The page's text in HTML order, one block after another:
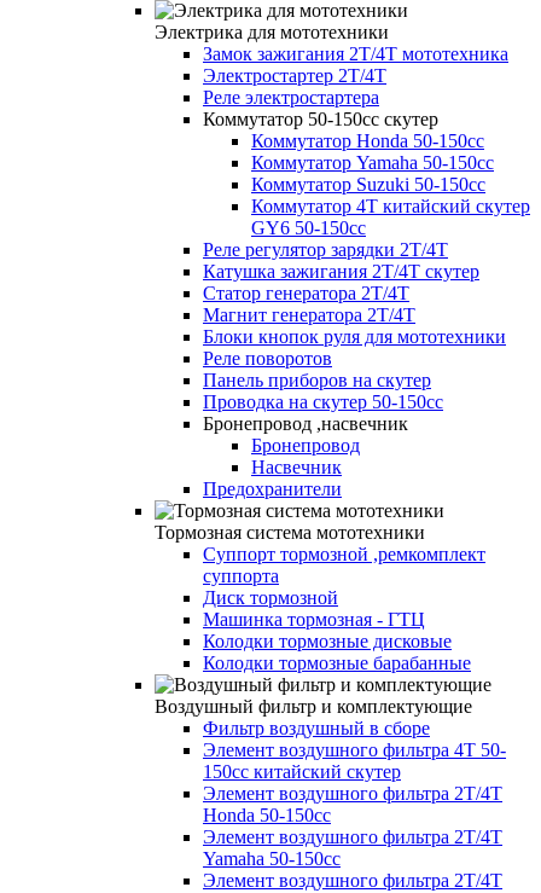
Электрика для мототехники
Замок зажигания 2Т/4Т мототехника
Электростартер 2Т/4Т
Реле электростартера
Коммутатор 50-150сс скутер
Коммутатор Honda 50-150cc
Коммутатор Yamaha 50-150cc
Коммутатор Suzuki 50-150cc
Коммутатор 4Т китайский скутер
GY6 50-150cc
Реле регулятор зарядки 2Т/4Т
Катушка зажигания 2Т/4Т скутер
Статор генератора 2Т/4Т
Магнит генератора 2Т/4Т
Блоки кнопок руля для мототехники
Реле поворотов
Панель приборов на скутер
Проводка на скутер 50-150сс
Бронепровод ,насвечник
Бронепровод
Насвечник
Предохранители
Тормозная система мототехники
Суппорт тормозной ,ремкомплект
суппорта
Диск тормозной
Машинка тормозная - ГТЦ
Колодки тормозные дисковые
Колодки тормозные барабанные
Воздушный фильтр и комплектующие
Фильтр воздушный в сборе
Элемент воздушного фильтра 4Т 50-
150сс китайский скутер
Элемент воздушного фильтра 2Т/4Т
Honda 50-150cc
Элемент воздушного фильтра 2Т/4Т
Yamaha 50-150cc
Элемент воздушного фильтра 2Т/4Т